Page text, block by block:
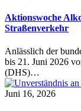
Aktionswoche
Straßenverkehr
Anlässlich der
bis 21. Juni 2026
(DHS)…
Juni 16, 2026